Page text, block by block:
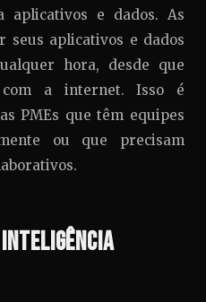
aplicativos e dados. As
seus aplicativos e dados
hora, desde que
com a internet. Isso é
PMEs que têm equipes
ou que precisam
Inteligência